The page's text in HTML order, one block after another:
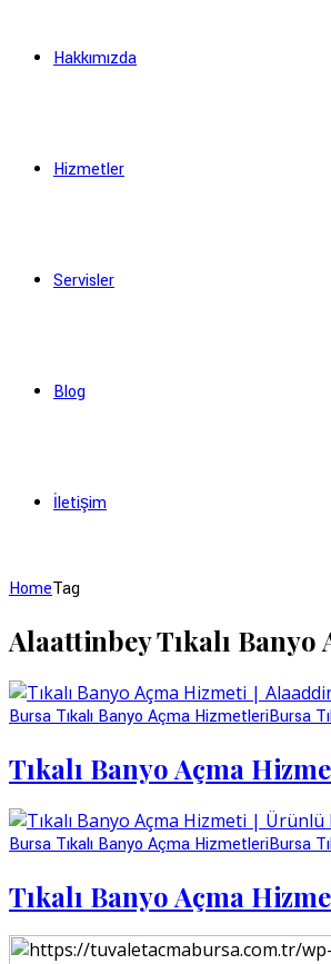
Hakkımızda
Hizmetler
Servisler
Blog
İletişim
HomeTag
Alaattinbey Tıkalı Banyo
Bursa Tıkalı Banyo Açma HizmetleriBursa
Tıkalı Banyo Açma
Bursa Tıkalı Banyo Açma HizmetleriBursa
Tıkalı Banyo Açma